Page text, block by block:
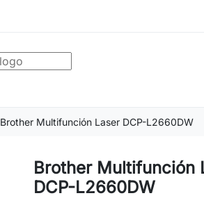
Brother Multifunción Laser DCP-L2660DW
Brother Multifunción
DCP-L2660DW